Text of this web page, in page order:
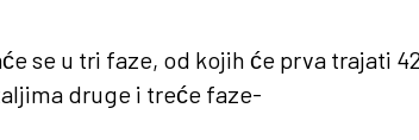
se u tri faze, od kojih će prva trajati
druge i treće faze-